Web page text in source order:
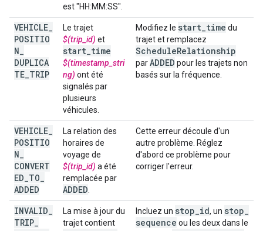
est "HH:MM:SS".
VEHICLE
POSITIO
N
DUPLICA
TE TRIP
Le trajet
$(trip_id) et
start time
$(timestamp_stri
ng) ont été
signalés par
plusieurs
véhicules.
Modifiez le start time du
trajet et remplacez
ScheduleRelationship
parADDED pour les trajets non
basés sur la fréquence.
VEHICLE
POSITIO
N
CONVERT
ED TO
ADDED
La relation des
horaires de
voyage de
$(trip_id) a été
remplacée par
ADDED
Cette erreur découle d'un
autre problème. Réglez
d'abord ce problème pour
corriger l'erreur.
INVALID
TRIP
La mise à jour du
trajet contient
Incluez un stop id, un stop
sequence ou les deux dans le